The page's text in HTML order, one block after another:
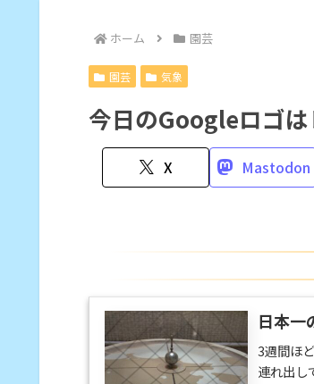
ホーム 園芸
園芸 気象
今日のGoogleロゴ
X Mastodon
日本一
3週間ほ
連れ出し